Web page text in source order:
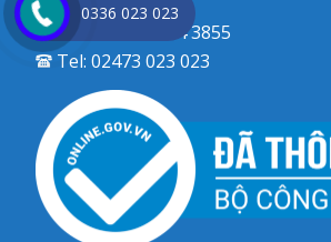
Mobile:
09 3844 3855
Tel:02473 023 023
0336 023 023